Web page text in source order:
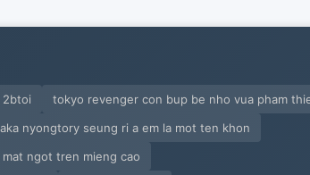
tokyo revenger con bup be nho vua pham
nyongtory seung ri a em la mot ten khon
mat ngot tren mieng cao